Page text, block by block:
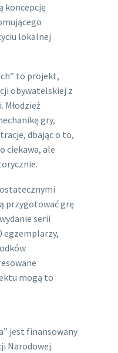
koncepcję
lokalnej
to projekt,
obywatelskiej z
gry,
dbając o to,
ciekawa, ale
przygotować grę
serii
egzemplarzy,
mogą to
jest finansowany
Narodowej.